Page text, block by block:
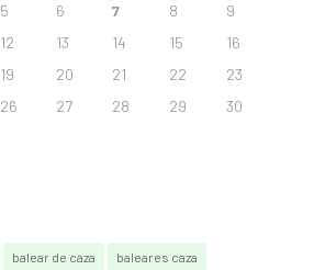
5 6 7 8
9
12 13 14 15
16
19 20 21 22
23
26 27 28 29
30
balear de caza baleares caza